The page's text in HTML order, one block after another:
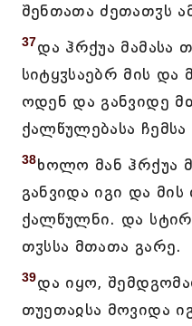
შენთათა ძეთათჳს
37და ჰრქუა მამასა
სიტყჳსაებრ მის
ოდენ და განვიდე
ქალწულებასა
38ხოლო მან ჰრქუა
განვიდა იგი და მის
ქალწულნი. და
თჳსსა მთათა გარე.
39და იყო,
თუეთაჲსა მოვიდა